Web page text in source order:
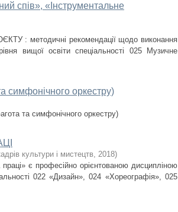
спів», «Інструментальне
: методичні рекомендації щодо виконання
вищої освіти спеціальності 025 Музичне
симфонічного оркестру)
та симфонічного оркестру)
культури і мистецтв, 2018)
є професійно орієнтованою дисципліною
022 «Дизайн», 024 «Хореографія», 025